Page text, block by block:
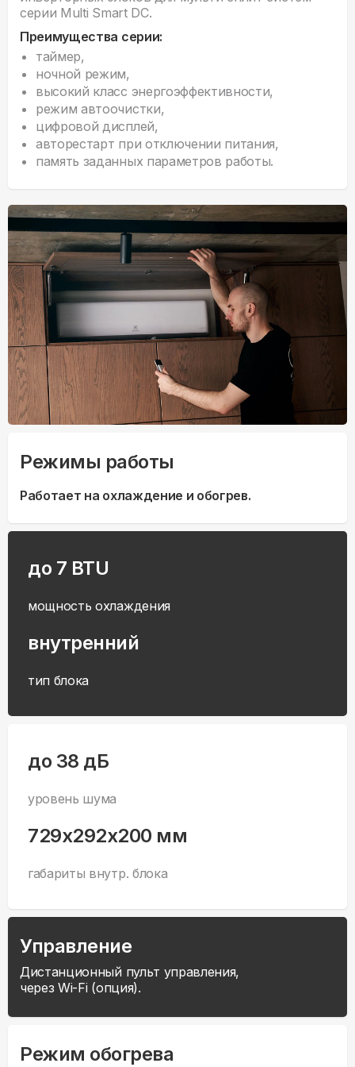
серии Multi Smart DC.
Преимущества серии:
таймер,
ночной режим,
высокий класс энергоэффективности,
режим автоочистки,
цифровой дисплей,
авторестарт при отключении питания,
память заданных параметров работы.
Режимы работы
Работает на охлаждение и обогрев.
до 7 BTU
мощность охлаждения
внутренний
тип блока
до 38 дБ
уровень шума
729x292x200 мм
габариты внутр. блока
Управление
Дистанционный пульт управления,
через Wi-Fi (опция).
Режим обогрева